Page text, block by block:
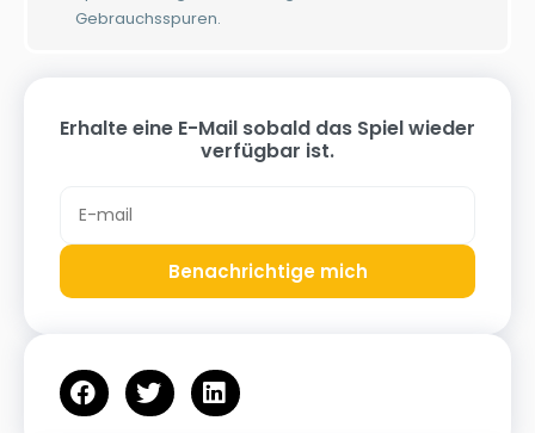
Gebrauchsspuren.
Erhalte eine E-Mail sobald das Spiel wieder
verfügbar ist.
Benachrichtige mich